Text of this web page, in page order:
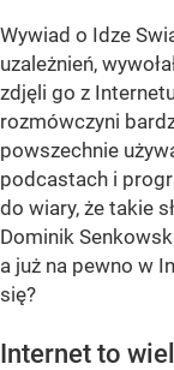
Wywiad o Idze
uzależnień,
zdjęli go z
rozmówczyni
powszechnie
podcastach i
do wiary, że takie
Dominik
a już na pewno w
się?
Internet to